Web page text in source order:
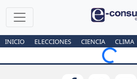
INICIO ELECCIONES CIENCIA CLIMA
Loading...